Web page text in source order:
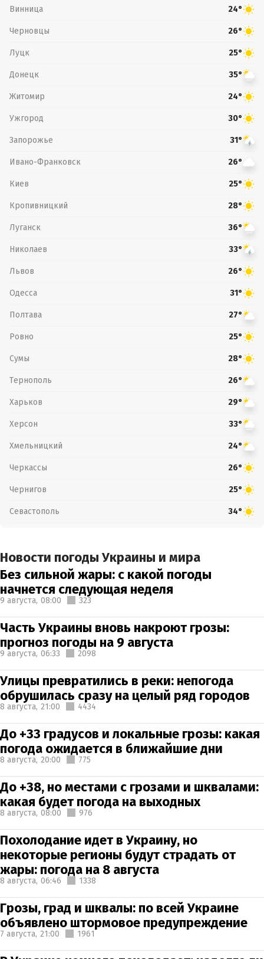
Винница 24°
Черновцы 26°
Луцк 25°
Донецк 35°
Житомир 24°
Ужгород 30°
Запорожье 31°
Ивано-Франковск 26°
Киев 25°
Кропивницкий 28°
Луганск 36°
Николаев 33°
Львов 26°
Одесса 31°
Полтава 27°
Ровно 25°
Сумы 28°
Тернополь 26°
Харьков 29°
Херсон 33°
Хмельницкий 24°
Черкассы 26°
Чернигов 25°
Севастополь 34°
Новости погоды Украины и мира
Без сильной жары: с какой погоды
начнется следующая неделя
9 августа, 08:00 323
Часть Украины вновь накроют грозы:
прогноз погоды на 9 августа
9 августа, 06:33 2098
Улицы превратились в реки: непогода
обрушилась сразу на целый ряд городов
8 августа, 21:00 4434
До +33 градусов и локальные грозы: какая
погода ожидается в ближайшие дни
8 августа, 20:00 775
До +38, но местами с грозами и шквалами:
какая будет погода на выходных
8 августа, 08:00 976
Похолодание идет в Украину, но
некоторые регионы будут страдать от
жары: погода на 8 августа
8 августа, 06:46 1338
Грозы, град и шквалы: по всей Украине
объявлено штормовое предупреждение
7 августа, 21:00 1961